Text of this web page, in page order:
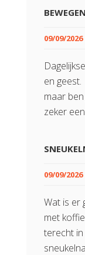
09/09/2026
en
maar
zeker
09/09/2026
Wat is er
met
terecht